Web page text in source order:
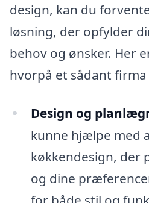
design, kan du
løsning, der opfylder
behov og ønsker. Her
hvorpå et sådant
Design og
kunne hjælpe med
køkkendesign, der
og dine